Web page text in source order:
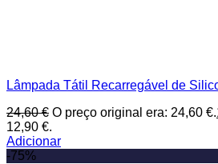
Lâmpada Tátil Recarregável de
24,60€ O preço original era: 24,60 €.
12,90 €.
Adicionar
-75%